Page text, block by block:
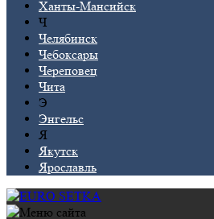
Ханты-Мансийск
Ч
Челябинск
Чебоксары
Череповец
Чита
Э
Энгельс
Я
Якутск
Ярославль